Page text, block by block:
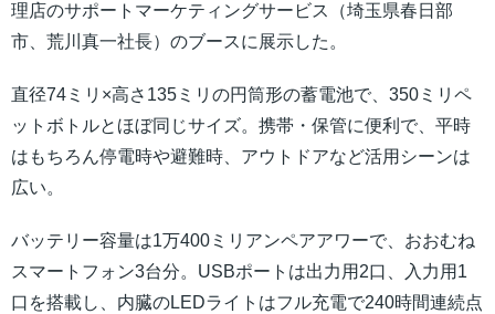
理店のサポートマーケティングサービス（埼玉県春日部
市、荒川真一社長）のブースに展示した。
直径74ミリ×高さ135ミリの円筒形の蓄電池で、350ミリペ
ットボトルとほぼ同じサイズ。携帯・保管に便利で、平時
はもちろん停電時や避難時、アウトドアなど活用シーンは
広い。
バッテリー容量は1万400ミリアンペアアワーで、おおむね
スマートフォン3台分。USBポートは出力用2口、入力用1
口を搭載し、内臓のLEDライトはフル充電で240時間連続点